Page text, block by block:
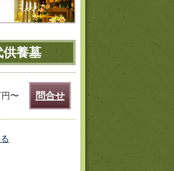
供養墓
〜 問合せ